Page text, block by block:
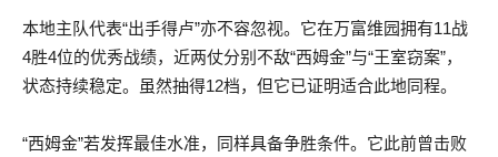
本地主队代表“出手得卢”亦不容忽视。它在万富维园拥有11战
4胜4位的优秀战绩，近两仗分别不敌“西姆金”与“王室窃案”，
状态持续稳定。虽然抽得12档，但它已证明适合此地同程。
“西姆金”若发挥最佳水准，同样具备争胜条件。它此前曾击败